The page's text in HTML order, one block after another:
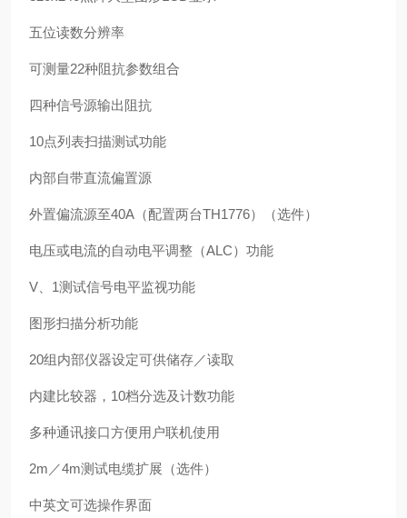
五位读数分辨率
可测量22种阻抗参数组合
四种信号源输出阻抗
10点列表扫描测试功能
内部自带直流偏置源
外置偏流源至40A（配置两台TH1776）（选件）
电压或电流的自动电平调整（ALC）功能
V、1测试信号电平监视功能
图形扫描分析功能
20组内部仪器设定可供储存／读取
内建比较器，10档分选及计数功能
多种通讯接口方便用户联机使用
2m／4m测试电缆扩展（选件）
中英文可选操作界面